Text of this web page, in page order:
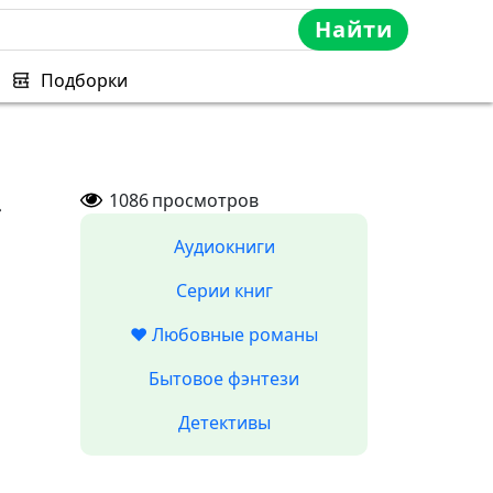
Найти
Подборки
1086просмотров
Аудиокниги
Серии книг
❤️ Любовные романы
Бытовое фэнтези
Детективы